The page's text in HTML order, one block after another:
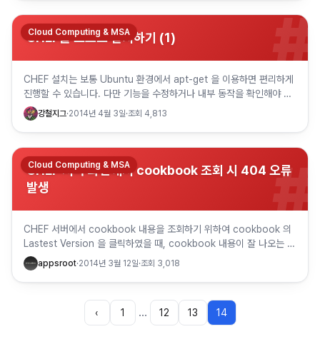
CHEF를 소스로 설치하기 (1) #
Cloud Computing & MSA
CHEF 설치는 보통 Ubuntu 환경에서 apt-get 을 이용하면 편리하게
진행할 수 있습니다. 다만 기능을 수정하거나 내부 동작을 확인해야 한
다면 소스를 내려받아 설치하는 방법도 사용할 수 있…
강철지그·2014년 4월 3일·조회 4,813
CHEF 서버 화면에서 cookbook 조회 시 404 오류
발생
#
Cloud Computing & MSA
CHEF 서버에서 cookbook 내용을 조회하기 위하여 cookbook 의
Lastest Version 을 클릭하였을 때, cookbook 내용이 잘 나오는 경
우도 있지만 오류가 발생하는 경우도 …
appsroot·2014년 3월 12일·조회 3,018
‹ 1 … 12 13 14